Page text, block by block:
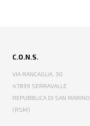
C.O.N.S.
VIA RANCAGLIA, 30
47899 SERRAVALLE
REPUBBLICA DI SAN MARINO
(RSM)